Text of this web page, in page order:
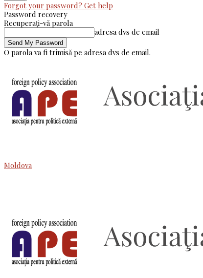
Forgot your password? Get help
Password recovery
Recuperați-vă parola
adresa dvs de email
O parola va fi trimisă pe adresa dvs de email.
Moldova